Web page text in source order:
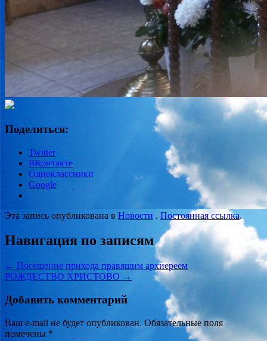
Поделиться:
Twitter
ВКонтакте
Одноклассники
Google
Эта запись опубликована в Новости . Постоянная ссылка.
Навигация по записям
← Посещение прихода правящим архиереем
РОЖДЕСТВО ХРИСТОВО →
Добавить комментарий
Ваш e-mail не будет опубликован. Обязательные поля
помечены *